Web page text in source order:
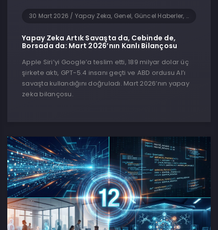
30 Mart 2026 / Yapay Zeka, Genel, Güncel Haberler, Yazılım
Yapay Zeka Artık Savaşta da, Cebinde de,
Borsada da: Mart 2026’nın Kanlı Bilançosu
Apple Siri’yi Google’a teslim etti, 189 milyar dolar üç
şirkete aktı, GPT-5.4 insanı geçti ve ABD ordusu AI’ı
savaşta kullandığını doğruladı. Mart 2026’nın yapay
zeka bilançosu.